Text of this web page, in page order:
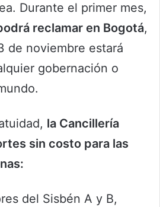
Durante el primer mes,
reclamar en Bogotá,
de noviembre estará
gobernación o
la Cancillería
sin costo para las
del Sisbén A y B,